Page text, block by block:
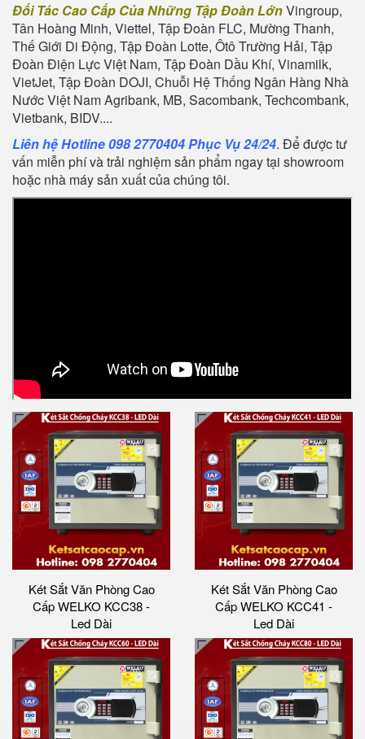
Đối Tác Cao Cấp Của Những Tập Đoàn LớnVingroup,
Tân Hoàng Minh, Viettel, Tập Đoàn FLC, Mường Thanh,
Thế Giới Di Động, Tập Đoàn Lotte, Ôtô Trường Hải, Tập
Đoàn Điện Lực Việt Nam, Tập Đoàn Dầu Khí, Vinamilk,
VietJet, Tập Đoàn DOJI, Chuỗi Hệ Thống Ngân Hàng Nhà
Nước Việt Nam Agribank, MB, Sacombank, Techcombank,
Vietbank, BIDV....
Liên hệ Hotline 098 2770404 Phục Vụ 24/24. Để được tư
vấn miễn phí và trải nghiệm sản phẩm ngay tại showroom
hoặc nhà máy sản xuất của chúng tôi.
Két Sắt Văn Phòng Cao
Cấp WELKO KCC38 -
Led Dài
Két Sắt Văn Phòng Cao
Cấp WELKO KCC41 -
Led Dài